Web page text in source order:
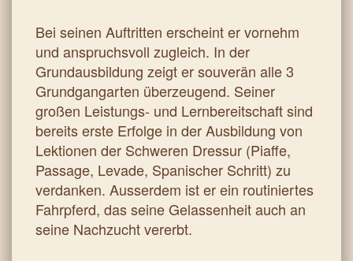
Bei seinen Auftritten erscheint er vornehm
und anspruchsvoll zugleich. In der
Grundausbildung zeigt er souverän alle 3
Grundgangarten überzeugend. Seiner
großen Leistungs- und Lernbereitschaft sind
bereits erste Erfolge in der Ausbildung von
Lektionen der Schweren Dressur (Piaffe,
Passage, Levade, Spanischer Schritt) zu
verdanken. Ausserdem ist er ein routiniertes
Fahrpferd, das seine Gelassenheit auch an
seine Nachzucht vererbt.